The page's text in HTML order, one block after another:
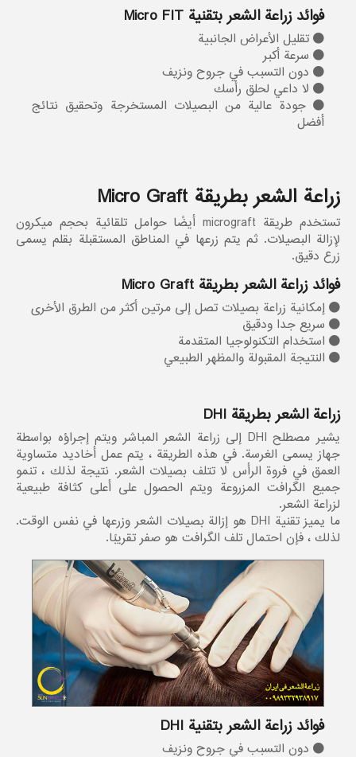
فوائد زراعة الشعر بتقنية Micro FIT
تقليل الأعراض الجانبية
سرعة أكبر
دون التسبب في جروح ونزيف
لا داعي لحلق رأسك
جودة عالية من البصيلات المستخرجة وتحقيق نتائج
أفضل
زراعة الشعر بطريقة Micro Graft
تستخدم طريقة micrograft أيضًا حوامل تلقائية بحجم ميكرون
لإزالة البصيلات. ثم يتم زرعها في المناطق المستقبلة بقلم يسمى
زرع دقيق.
فوائد زراعة الشعر بطريقة Micro Graft
إمكانية زراعة بصيلات تصل إلى مرتين أكثر من الطرق الأخرى
سريع جدا ودقيق
استخدام التكنولوجيا المتقدمة
النتيجة المقبولة والمظهر الطبيعي
زراعة الشعر بطريقة DHI
يشير مصطلح DHI إلى زراعة الشعر المباشر ويتم إجراؤه بواسطة
جهاز يسمى الغرسة. في هذه الطريقة ، يتم عمل أخاديد متساوية
العمق في فروة الرأس لا تتلف بصيلات الشعر. نتيجة لذلك ، تنمو
جميع الگرافت المزروعة ويتم الحصول على أعلى كثافة طبيعية
لزراعة الشعر.
ما يميز تقنية DHI هو إزالة بصيلات الشعر وزرعها في نفس الوقت.
لذلك ، فإن احتمال تلف الگرافت هو صفر تقريبًا.
فوائد زراعة الشعر بتقنية DHI
دون التسبب في جروح ونزيف